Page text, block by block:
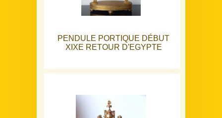
PENDULE PORTIQUE DÉBUT
XIXE RETOUR D'EGYPTE